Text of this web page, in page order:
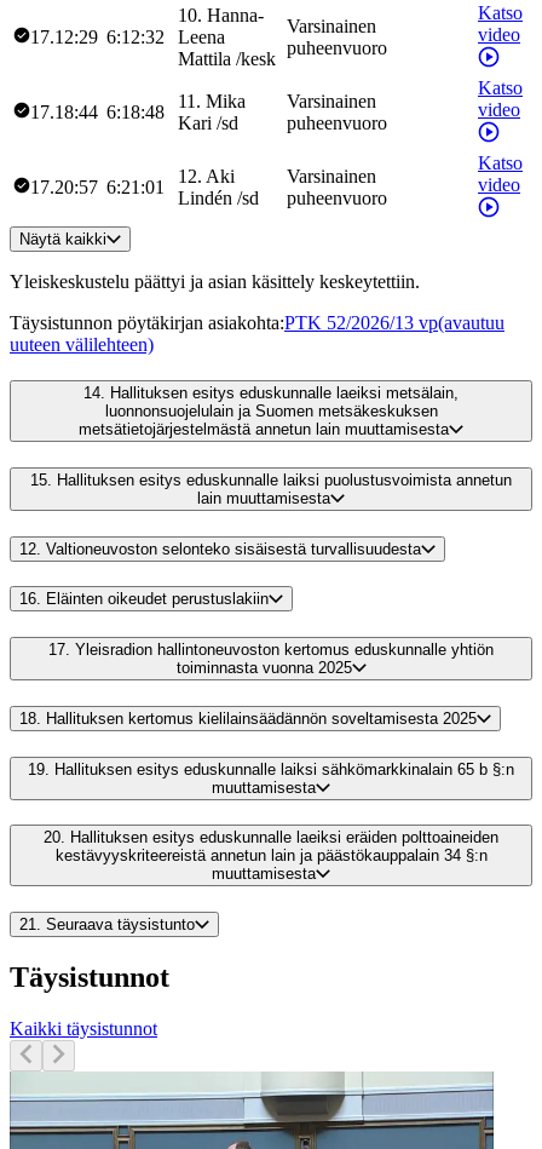
17.12:29 6:12:32
10. Hanna-
Leena
Mattila /kesk
Varsinainen
puheenvuoro
Katso
video
17.18:44 6:18:48
11 . Mika
Kari /sd
Varsinainen
puheenvuoro
Katso
video
17.20:57 6:21:01
12. Aki
Lindén /sd
Varsinainen
puheenvuoro
Katso
video
Näytä kaikki
Yleiskeskustelu päättyi ja asian käsittely keskeytettiin.
Täysistunnon pöytäkirjan asiakohta:PTK 52/2026/13 vp(avautuu
uuteen välilehteen)
14. Hallituksen esitys eduskunnalle laeiksi metsälain,
luonnonsuojelulain ja Suomen metsäkeskuksen
metsätietojärjestelmästä annetun lain muuttamisesta
15.
Hallituksen esitys eduskunnalle laiksi puolustusvoimista annetun
lain muuttamisesta
12. Valtioneuvoston selonteko sisäisestä turvallisuudesta
16. Eläinten oikeudet perustuslakiin
17. Yleisradion hallintoneuvoston kertomus eduskunnalle yhtiön
toiminnasta vuonna 2025
18. Hallituksen kertomus kielilainsäädännön soveltamisesta 2025
19. Hallituksen esitys eduskunnalle laiksi sähkömarkkinalain 65 b §:n
muuttamisesta
20. Hallituksen esitys eduskunnalle laeiksi eräiden polttoaineiden
kestävyyskriteereistä annetun lain ja päästökauppalain 34 §:n
muuttamisesta
21. Seuraava täysistunto
Täysistunnot
Kaikki täysistunnot